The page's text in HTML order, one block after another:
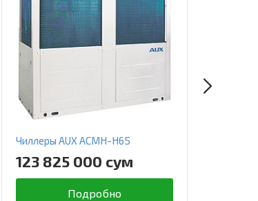
Чиллеры AUX ACMH-H65
123 825 000 сум
Подробно